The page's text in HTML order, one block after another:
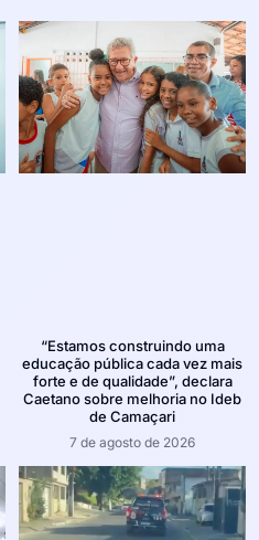
“Estamos construindo uma
educação pública cada vez mais
forte e de qualidade”, declara
Caetano sobre melhoria no Ideb
de Camaçari
7 de agosto de 2026